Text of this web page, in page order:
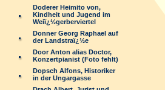
Doderer Heimito von,
Kindheit und Jugend im
Weiï¿½gerberviertel
Donner Georg Raphael auf
der Landstraï¿½e
Door Anton alias Doctor,
Konzertpianist (Foto fehlt)
Dopsch Alfons, Historiker
in der Ungargasse